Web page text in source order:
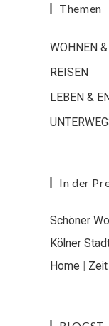
Themen
WOHNEN
REISEN
LEBEN &
In der
Schöner
Kölner
Home | Zeit